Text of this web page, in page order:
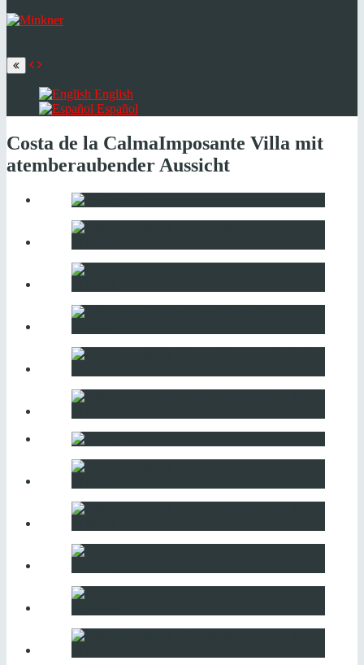
language
English
Español
Costa de la CalmaImposante Villa mit
atemberaubender Aussicht